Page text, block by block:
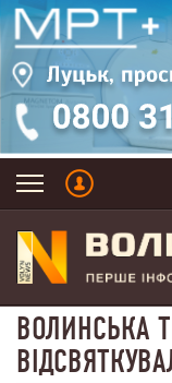
ВОЛИНСЬКА